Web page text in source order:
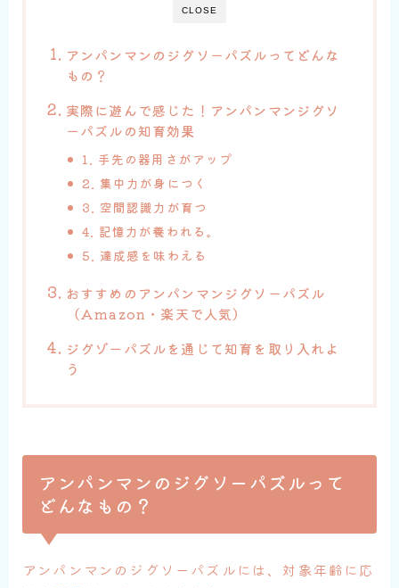
CLOSE
アンパンマンのジグソーパズルってどんな
もの？
実際に遊んで感じた！アンパンマンジグソ
ーパズルの知育効果
1. 手先の器用さがアップ
2. 集中力が身につく
3. 空間認識力が育つ
4. 記憶力が養われる。
5. 達成感を味わえる
おすすめのアンパンマンジグソーパズル
（Amazon・楽天で人気）
ジグゾーパズルを通じて知育を取り入れよ
う
アンパンマンのジグソーパズルって
どんなもの？
アンパンマンのジグソーパズルには、対象年齢に応